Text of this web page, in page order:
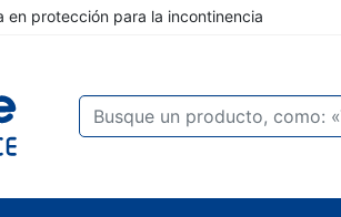
en protección para la incontinencia